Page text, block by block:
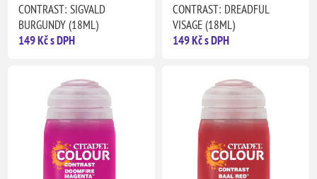
CONTRAST: SIGVALD
BURGUNDY (18ML)
149 Kč s DPH
CONTRAST: DREADFUL
VISAGE (18ML)
149 Kč s DPH